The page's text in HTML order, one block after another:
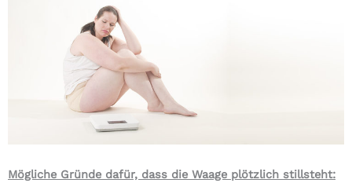
Mögliche Gründe dafür, dass die Waage plötzlich stillsteht: